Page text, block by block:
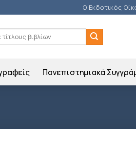
Ο Εκδοτικός
Πανεπιστημιακά